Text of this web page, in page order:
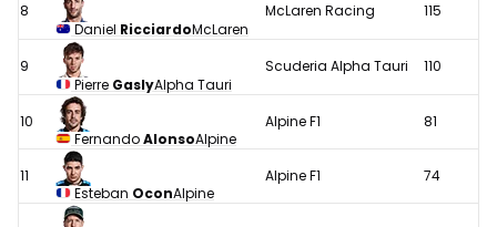
8
Daniel RicciardoMcLaren
McLaren Racing 115
9
Pierre GaslyAlpha Tauri
Scuderia Alpha Tauri 110
10
FernandoAlonsoAlpine
Alpine F1 81
11
Esteban OconAlpine
Alpine F1 74